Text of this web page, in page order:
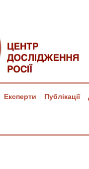
Експерти Публікації